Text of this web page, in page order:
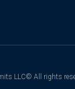
LLC© All rights